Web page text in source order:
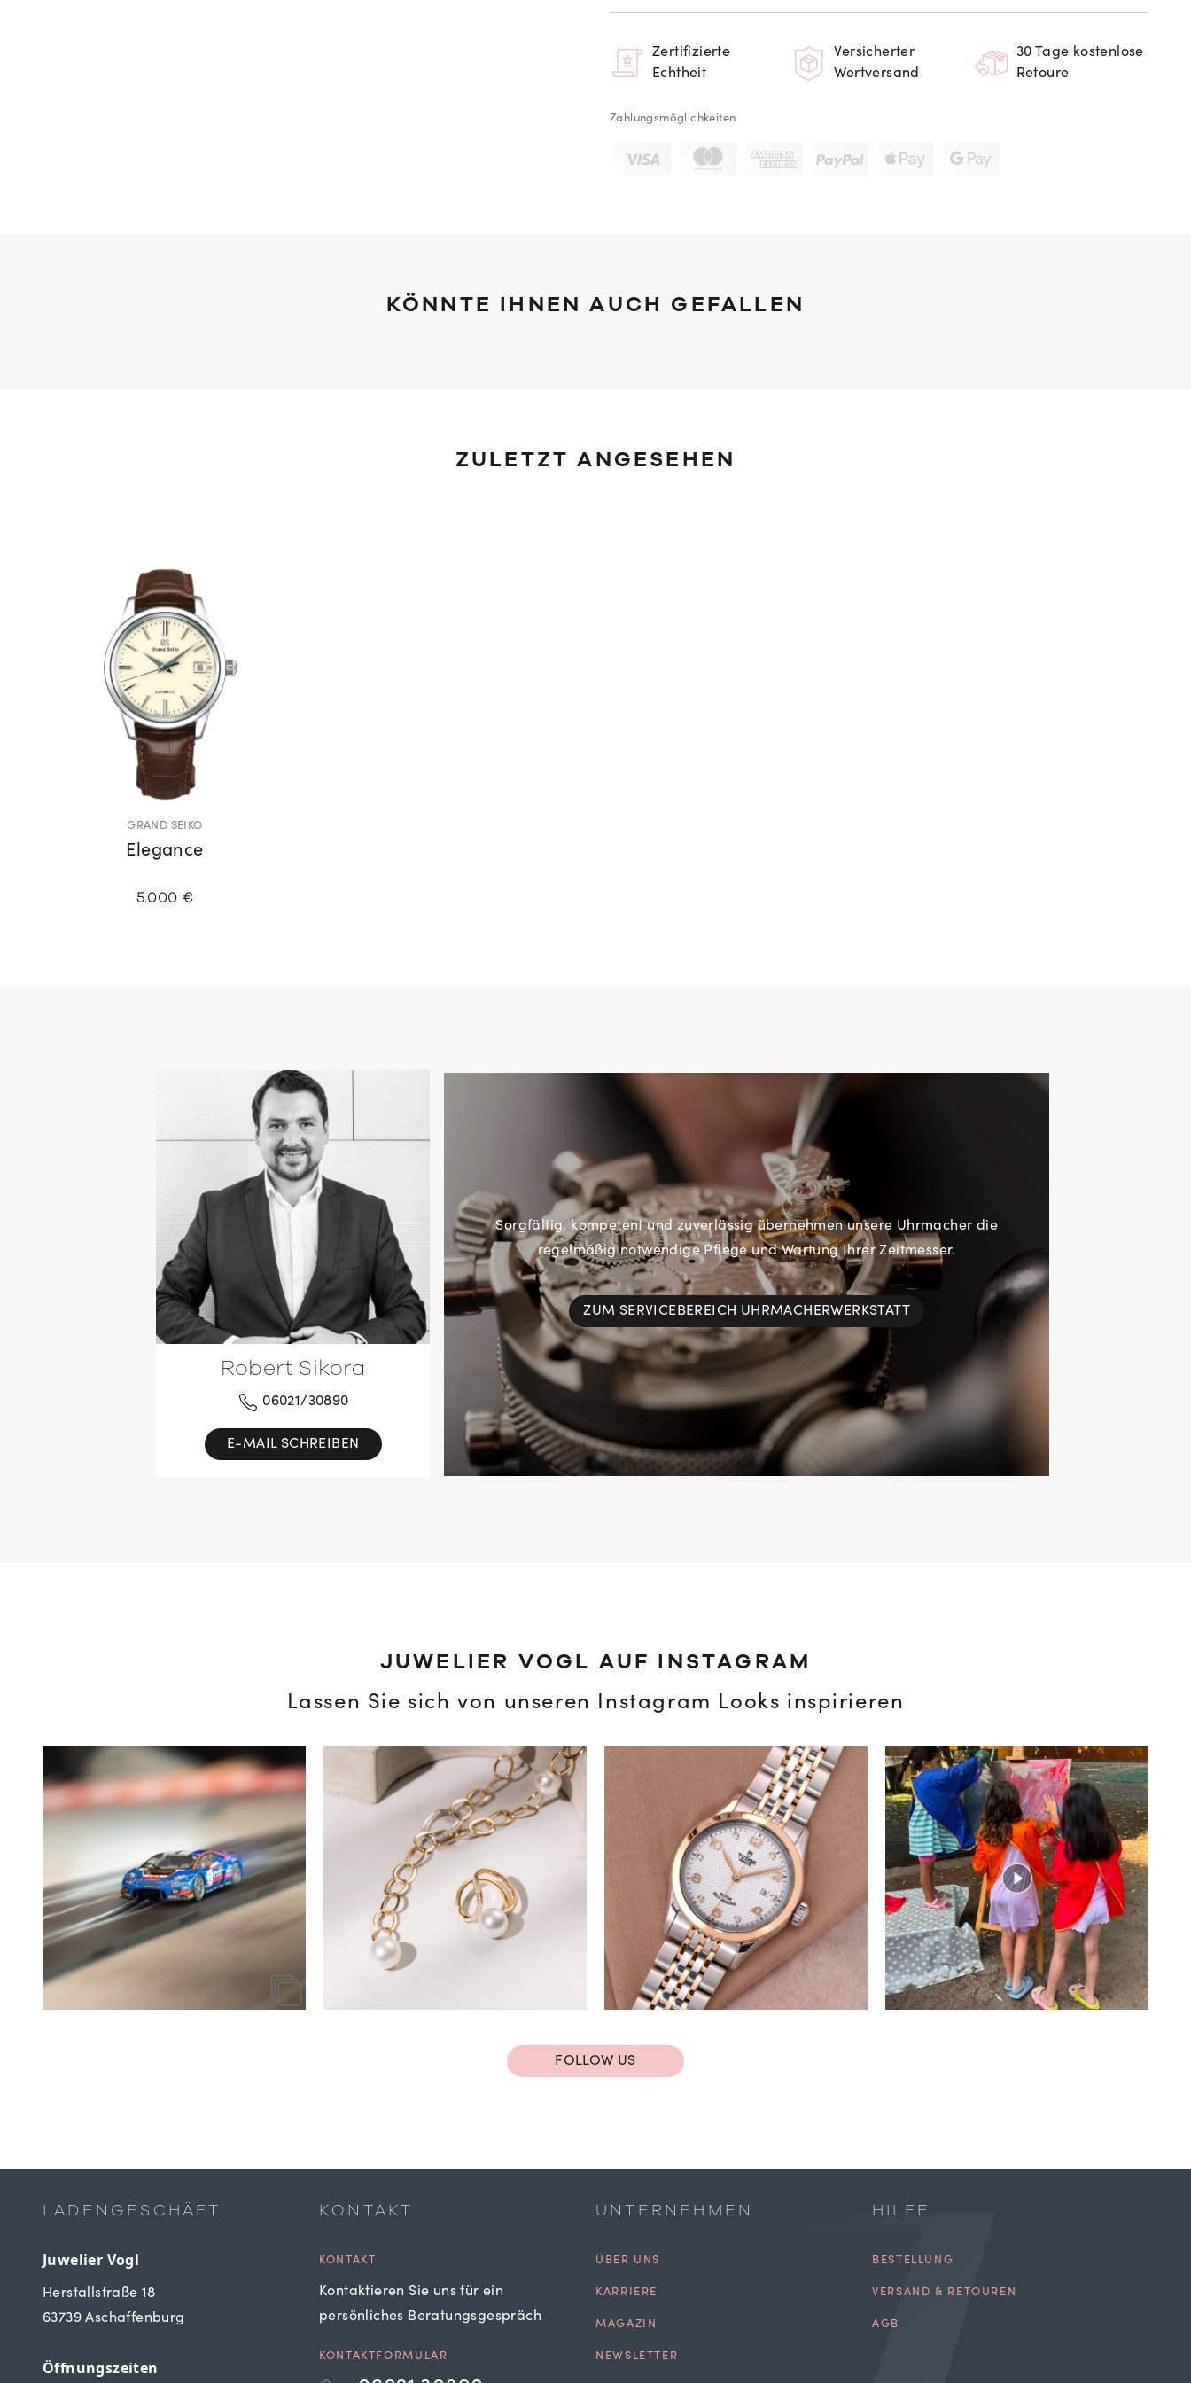
Zertifizierte
Echtheit
Versicherter
Wertversand
30 Tage kostenlose
Retoure
Zahlungsmöglichkeiten
KÖNNTE IHNEN AUCH GEFALLEN
ZULETZT ANGESEHEN
GRAND SEIKO
Elegance
5.000 €
Sorgfältig, kompetent und zuverlässig übernehmen unsere Uhrmacher die
regelmäßig notwendige Pflege und Wartung Ihrer Zeitmesser.
ZUM SERVICEBEREICH UHRMACHERWERKSTATT
Robert Sikora
06021/30890
E-MAIL SCHREIBEN
JUWELIER VOGL AUF INSTAGRAM
Lassen Sie sich von unseren Instagram Looks inspirieren
FOLLOW US
LADENGESCHÄFT
Juwelier Vogl
Herstallstraße 18
63739 Aschaffenburg
Öffnungszeiten
KONTAKT
KONTAKT
Kontaktieren Sie uns für ein
persönliches Beratungsgespräch
KONTAKTFORMULAR
UNTERNEHMEN
ÜBER UNS
KARRIERE
MAGAZIN
NEWSLETTER
HILFE
BESTELLUNG
VERSAND & RETOUREN
AGB